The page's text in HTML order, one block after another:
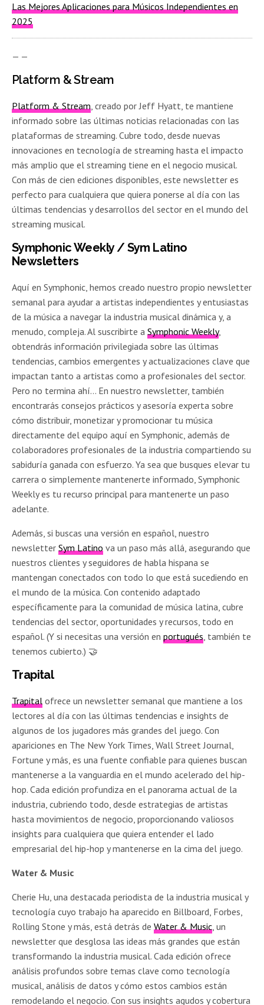
Las Mejores Aplicaciones para Músicos Independientes en
2025
— —
Platform & Stream
Platform & Stream, creado por Jeff Hyatt, te mantiene
informado sobre las últimas noticias relacionadas con las
plataformas de streaming. Cubre todo, desde nuevas
innovaciones en tecnología de streaming hasta el impacto
más amplio que el streaming tiene en el negocio musical.
Con más de cien ediciones disponibles, este newsletter es
perfecto para cualquiera que quiera ponerse al día con las
últimas tendencias y desarrollos del sector en el mundo del
streaming musical.
Symphonic Weekly / Sym Latino
Newsletters
Aquí en Symphonic, hemos creado nuestro propio newsletter
semanal para ayudar a artistas independientes y entusiastas
de la música a navegar la industria musical dinámica y, a
menudo, compleja. Al suscribirte aSymphonic Weekly,
obtendrás información privilegiada sobre las últimas
tendencias, cambios emergentes y actualizaciones clave que
impactan tanto a artistas como a profesionales del sector.
Pero no termina ahí… En nuestro newsletter, también
encontrarás consejos prácticos y asesoría experta sobre
cómo distribuir, monetizar y promocionar tu música
directamente del equipo aquí en Symphonic, además de
colaboradores profesionales de la industria compartiendo su
sabiduría ganada con esfuerzo. Ya sea que busques elevar tu
carrera o simplemente mantenerte informado, Symphonic
Weekly es tu recurso principal para mantenerte un paso
adelante.
Además, si buscas una versión en español, nuestro
newsletterSym Latino va un paso más allá, asegurando que
nuestros clientes y seguidores de habla hispana se
mantengan conectados con todo lo que está sucediendo en
el mundo de la música. Con contenido adaptado
específicamente para la comunidad de música latina, cubre
tendencias del sector, oportunidades y recursos, todo en
español. (Y si necesitas una versión enportugués, también te
tenemos cubierto.) 🤝
Trapital
Trapital ofrece un newsletter semanal que mantiene a los
lectores al día con las últimas tendencias e insights de
algunos de los jugadores más grandes del juego. Con
apariciones en The New York Times, Wall Street Journal,
Fortune y más, es una fuente confiable para quienes buscan
mantenerse a la vanguardia en el mundo acelerado del hip-
hop. Cada edición profundiza en el panorama actual de la
industria, cubriendo todo, desde estrategias de artistas
hasta movimientos de negocio, proporcionando valiosos
insights para cualquiera que quiera entender el lado
empresarial del hip-hop y mantenerse en la cima del juego.
Water & Music
Cherie Hu, una destacada periodista de la industria musical y
tecnología cuyo trabajo ha aparecido en Billboard, Forbes,
Rolling Stone y más, está detrás deWater & Music, un
newsletter que desglosa las ideas más grandes que están
transformando la industria musical. Cada edición ofrece
análisis profundos sobre temas clave como tecnología
musical, análisis de datos y cómo estos cambios están
remodelando el negocio. Con sus insights agudos y cobertura